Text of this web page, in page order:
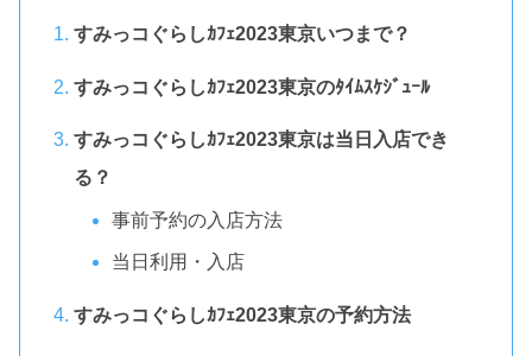
すみっコぐらしｶﾌｪ2023東京いつまで？
すみっコぐらしｶﾌｪ2023東京のﾀｲﾑｽｹｼﾞｭｰﾙ
すみっコぐらしｶﾌｪ2023東京は当日入店でき
る？
事前予約の入店方法
当日利用・入店
すみっコぐらしｶﾌｪ2023東京の予約方法